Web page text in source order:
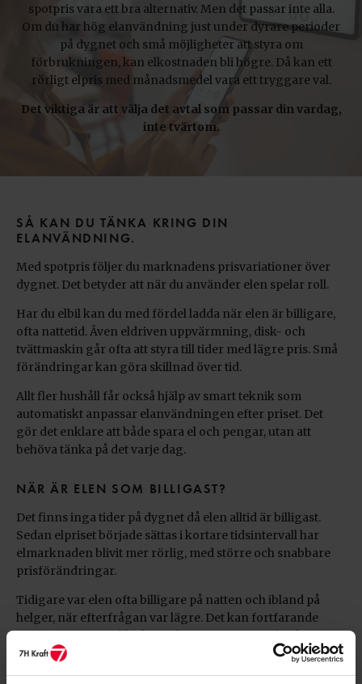
spotpris vara ett bra alternativ. Men det passar inte alla.
Om du har hög elanvändning just under dyrare perioder
på dygnet och små möjligheter att styra om
förbrukningen, kan elkostnaden bli högre. Då kan ett
rörligt elpris med månadsmedel vara ett tryggare val.
Det viktiga är att välja det avtal som passar din vardag,
inte tvärtom.
SÅ KAN DU TÄNKA KRING DIN
ELANVÄNDNING.
Med spotpris följer du marknadens prisvariationer över
dygnet. Det betyder att när du använder elen spelar roll.
Har du elbil kan du med fördel ladda när elen är billigare,
ofta nattetid. Även eldriven uppvärmning, disk- och
tvättmaskin går ofta att styra till tider med lägre pris. Små
förändringar kan göra skillnad över tid.
Allt fler hushåll får också hjälp av smart teknik som
automatiskt anpassar elanvändningen efter priset. Det
gör det enklare att både spara el och pengar, utan att
behöva tänka på det varje dag.
NÄR ÄR ELEN SOM BILLIGAST?
Det finns inga tider på dygnet då elen alltid är billigast.
Sedan elpriset började sättas i kortare tidsintervall har
elmarknaden blivit mer rörlig, med större och snabbare
prisförändringar.
Tidigare var elen ofta billigare på natten och ibland på
helger, när efterfrågan var lägre. Det kan fortfarande
stämma, men inte lika konsekvent som förr. I dag kan
priset vara lågt mitt på dagen och högt nattetid, beroende